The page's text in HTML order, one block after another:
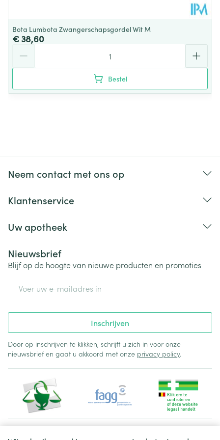
Bota Lumbota Zwangerschapsgordel Wit M
€ 38,60
Bestel
Neem contact met ons op
Klantenservice
Uw apotheek
Nieuwsbrief
Blijf op de hoogte van nieuwe producten en promoties
Inschrijven
Door op inschrijven te klikken, schrijft u zich in voor onze
nieuwsbrief en gaat u akkoord met onze privacy policy.
Juridische links